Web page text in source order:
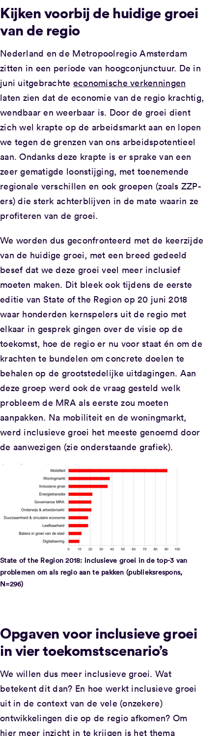
Kijken voorbij de huidige groei
van de regio
Nederland en de Metropoolregio Amsterdam
zitten in een periode van hoogconjunctuur. De in
juni uitgebrachte economische verkenningen
laten zien dat de economie van de regio krachtig,
wendbaar en weerbaar is. Door de groei dient
zich wel krapte op de arbeidsmarkt aan en lopen
we tegen de grenzen van ons arbeidspotentieel
aan. Ondanks deze krapte is er sprake van een
zeer gematigde loonstijging, met toenemende
regionale verschillen en ook groepen (zoals ZZP-
ers) die sterk achterblijven in de mate waarin ze
profiteren van de groei.
We worden dus geconfronteerd met de keerzijde
van de huidige groei, met een breed gedeeld
besef dat we deze groei veel meer inclusief
moeten maken. Dit bleek ook tijdens de eerste
editie van State of the Region op 20 juni 2018
waar honderden kernspelers uit de regio met
elkaar in gesprek gingen over de visie op de
toekomst, hoe de regio er nu voor staat én om de
krachten te bundelen om concrete doelen te
behalen op de grootstedelijke uitdagingen. Aan
deze groep werd ook de vraag gesteld welk
probleem de MRA als eerste zou moeten
aanpakken. Na mobiliteit en de woningmarkt,
werd inclusieve groei het meeste genoemd door
de aanwezigen (zie onderstaande grafiek).
State of the Region 2018: inclusieve groei in de top-3 van
problemen om als regio aan te pakken (publieksrespons,
N=296)
Opgaven voor inclusieve groei
in vier toekomstscenario’s
We willen dus meer inclusieve groei. Wat
betekent dit dan? En hoe werkt inclusieve groei
uit in de context van de vele (onzekere)
ontwikkelingen die op de regio afkomen? Om
hier meer inzicht in te krijgen is het thema